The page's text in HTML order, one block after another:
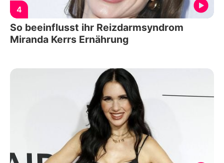
4
So beeinflusst ihr Reizdarmsyndrom
Miranda Kerrs Ernährung